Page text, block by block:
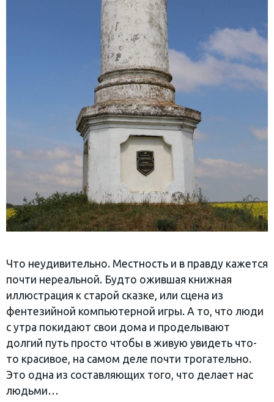
‎Что неудивительно. Местность и в правду кажется
почти нереальной. Будто ожившая книжная
иллюстрация к старой сказке, или сцена из
фентезийной компьютерной игры. А то, что люди
с утра покидают свои дома и проделывают
долгий путь просто чтобы в живую увидеть что-
то красивое, на самом деле почти трогательно.
Это одна из составляющих того, что делает нас
людьми…